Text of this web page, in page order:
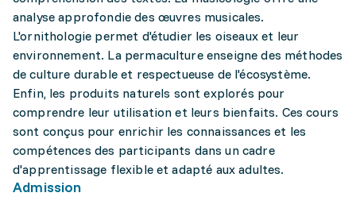
analyse approfondie des œuvres musicales.
L'ornithologie permet d'étudier les oiseaux et leur
environnement. La permaculture enseigne des méthodes
de culture durable et respectueuse de l'écosystème.
Enfin, les produits naturels sont explorés pour
comprendre leur utilisation et leurs bienfaits. Ces cours
sont conçus pour enrichir les connaissances et les
compétences des participants dans un cadre
d'apprentissage flexible et adapté aux adultes.
Admission